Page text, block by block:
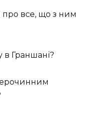
про все, що з ним
в Граншані?